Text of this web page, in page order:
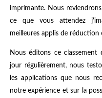
imprimante. Nous
ce que vous attendez
meilleures applis de réduction
Nous éditons ce
jour régulièrement, nous
les applications que nous
notre expérience et sur la